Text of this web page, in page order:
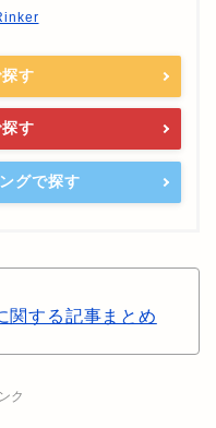
す
す
グで探す
関する記事まとめ
ク